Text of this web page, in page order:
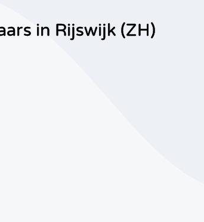
in Rijswijk (ZH)